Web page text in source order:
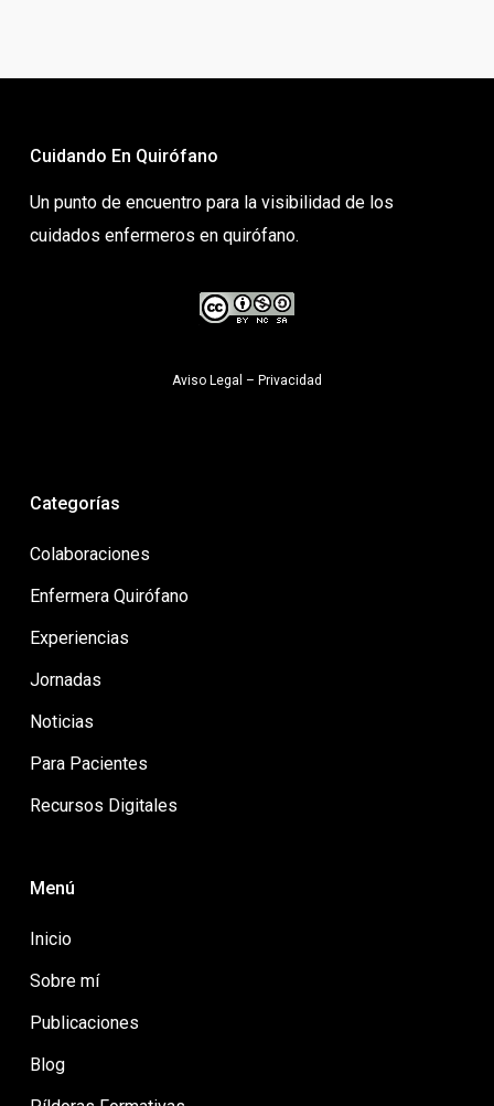
Cuidando En Quirófano
Un punto de encuentro para la visibilidad de los
cuidados enfermeros en quirófano.
Aviso Legal – Privacidad
Categorías
Colaboraciones
Enfermera Quirófano
Experiencias
Jornadas
Noticias
Para Pacientes
Recursos Digitales
Menú
Inicio
Sobre mí
Publicaciones
Blog